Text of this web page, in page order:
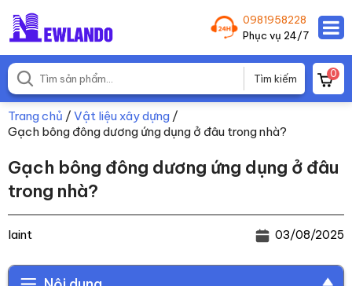
0981958228
Phục vụ 24/7
0
Trang chủ / Vật liệu xây dựng /
Gạch bông đông dương ứng dụng ở đâu trong nhà?
Gạch bông đông dương ứng dụng ở đâu
trong nhà?
laint 03/08/2025